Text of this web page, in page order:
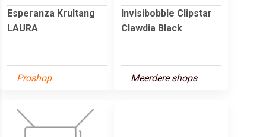
Esperanza Krultang
LAURA
Proshop
Invisibobble Clipstar
Clawdia Black
Meerdere shops